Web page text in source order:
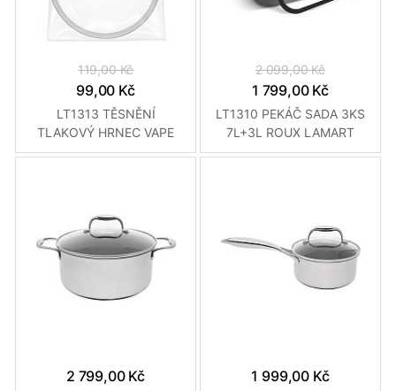
119,00 Kč
99,00 Kč
LT1313 TĚSNĚNÍ
TLAKOVÝ HRNEC VAPE
LAMART
2 099,00 Kč
1 799,00 Kč
LT1310 PEKÁČ SADA 3KS
7L+3L ROUX LAMART
2 799,00 Kč 1 999,00 Kč